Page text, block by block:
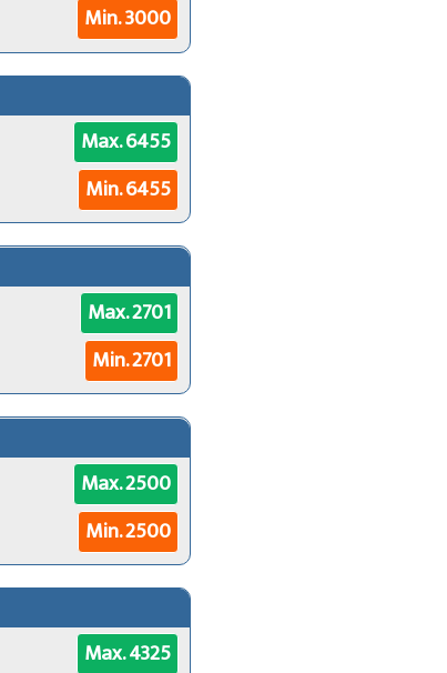
Min. 3000
Max. 6455
Min. 6455
Max. 2701
Min. 2701
Max. 2500
Min. 2500
Max. 4325